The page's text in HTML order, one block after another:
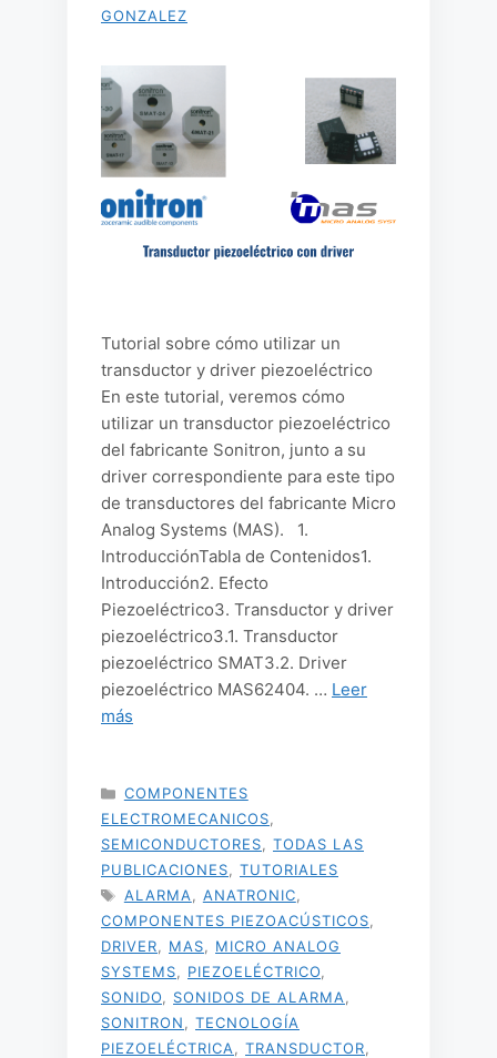
GONZALEZ
Tutorial sobre cómo utilizar un
transductor y driver piezoeléctrico
En este tutorial, veremos cómo
utilizar un transductor piezoeléctrico
del fabricante Sonitron, junto a su
driver correspondiente para este tipo
de transductores del fabricante Micro
Analog Systems (MAS). 1.
IntroducciónTabla de Contenidos1.
Introducción2. Efecto
Piezoeléctrico3. Transductor y driver
piezoeléctrico3.1. Transductor
piezoeléctrico SMAT3.2. Driver
piezoeléctrico MAS62404. … Leer
más
CATEGORÍAS
COMPONENTES
ELECTROMECANICOS
SEMICONDUCTORES
TODAS LAS
PUBLICACIONES
TUTORIALES
ETIQUETAS
ALARMA ANATRONIC
COMPONENTES PIEZOACÚSTICOS
DRIVER
MAS
MICRO ANALOG
SYSTEMS
PIEZOELÉCTRICO
SONIDO
SONIDOS DE ALARMA
SONITRON
TECNOLOGÍA
PIEZOELÉCTRICA
TRANSDUCTOR